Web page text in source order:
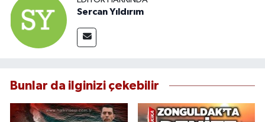
Sercan Yıldırım
Bunlar da ilginizi çekebilir